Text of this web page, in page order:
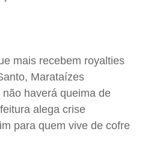
mais recebem royalties
Marataízes
haverá queima de
alega crise
para quem vive de cofre